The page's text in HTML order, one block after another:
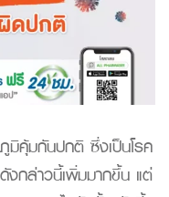
มิคุ้มกันปกติ ซึ่งเป็นโรค
งกล่าวนี้เพิ่มมากขึ้น แต่